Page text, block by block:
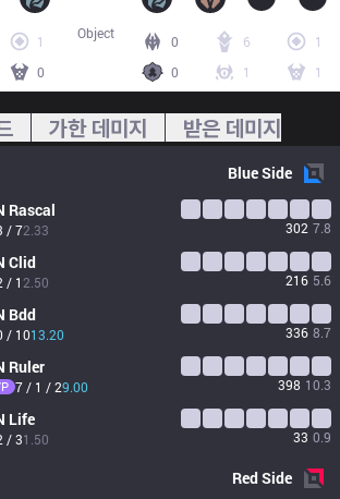
1
0
0 6
1
0
1 1
Object
가한 데미지 받은 데미지
BlueSide
Rascal
/ 72.33 302 7.8
Clid
/ 1 2.50 216 5.6
Bdd
/ 1013.20 336 8.7
Ruler
7 / 1 / 29.00 398 10.3
Life
/ 31.50 33 0.9
RedSide